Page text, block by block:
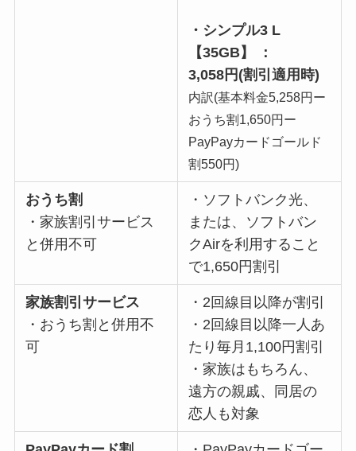
・シンプル3 L
【35GB】 ：
3,058円(割引適用時)
内訳(基本料金5,258円ー
おうち割1,650円ー
PayPayカードゴールド
割550円)
おうち割
・家族割引サービス
と併用不可
・ソフトバンク光、
または、ソフトバン
クAirを利用すること
で1,650円割引
家族割引サービス
・おうち割と併用不
可
・2回線目以降が割引
・2回線目以降一人あ
たり毎月1,100円割引
・家族はもちろん、
遠方の親戚、同居の
恋人も対象